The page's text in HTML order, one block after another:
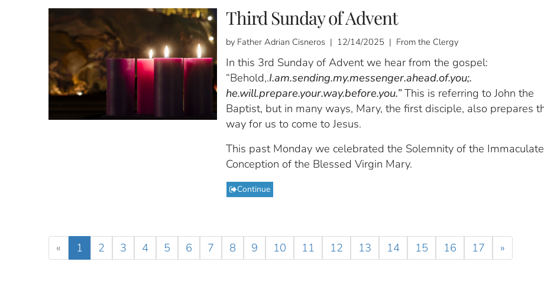
Third Sunday of Advent
by Father Adrian Cisneros | 12/14/2025 | From the Clergy
In this 3rd Sunday of Advent we hear from the gospel:
“Behold,.I.am.sending.my.messenger.ahead.of.you;.
he.will.prepare.your.way.before.you.”This is referring to John the
Baptist, but in many ways, Mary, the first disciple, also prepares
way for us to come to Jesus.
This past Monday we celebrated the Solemnity of the Immaculate
Conception of the Blessed Virgin Mary.
Continue
« 1 2 3 4 5 6 7 8 9 10 11 12 13 14 15 16 17 »